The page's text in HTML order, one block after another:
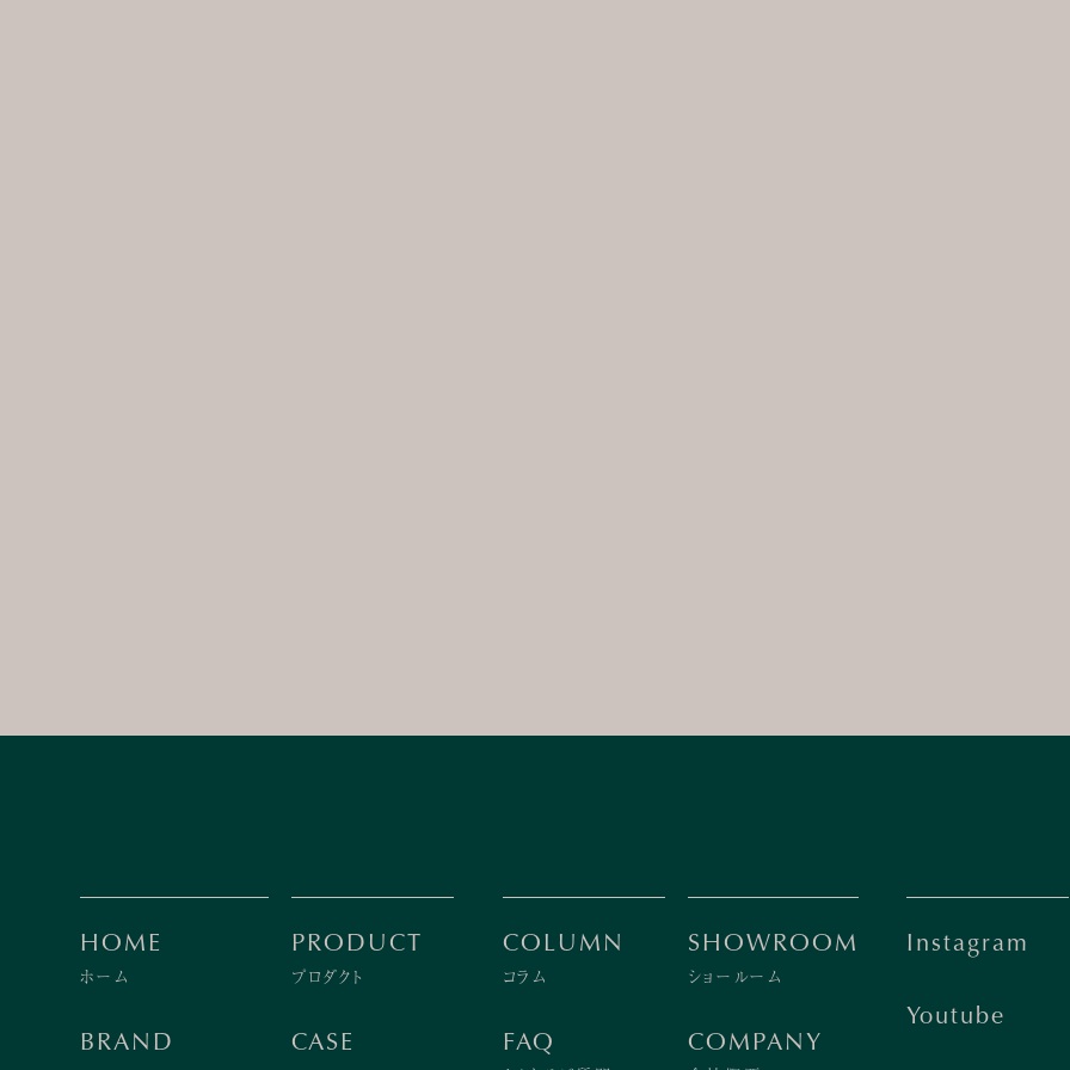
HOME
ホーム
BRAND
PRODUCT
プロダクト
CASE
COLUMN
コラム
FAQ
SHOWROOM
ショールーム
COMPANY
Instagram
Youtube